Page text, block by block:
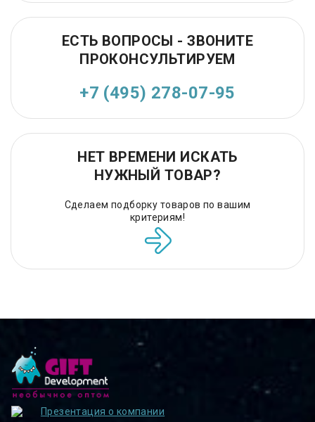
ЕСТЬ ВОПРОСЫ - ЗВОНИТЕ
ПРОКОНСУЛЬТИРУЕМ
+7 (495) 278-07-95
НЕТ ВРЕМЕНИ ИСКАТЬ
НУЖНЫЙ ТОВАР?
Сделаем подборку товаров по вашим
критериям!
Презентация о компании